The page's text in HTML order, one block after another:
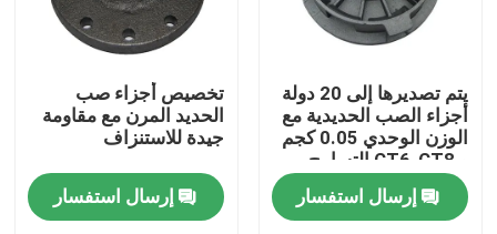
بيت
يتم تصديرها إلى 20 دولة
أجزاء الصب الحديدية مع
الوزن الوحدي 0.05 كجم
إرسال استفسار
تخصيص أجزاء صب
الحديد المرن مع مقاومة
جيدة للاستنزاف
إرسال استفسار